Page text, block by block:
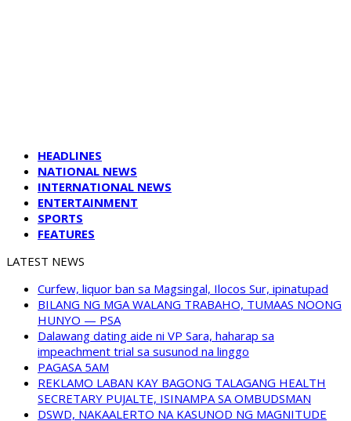
HEADLINES
NATIONAL NEWS
INTERNATIONAL NEWS
ENTERTAINMENT
SPORTS
FEATURES
LATEST NEWS
Curfew, liquor ban sa Magsingal, Ilocos Sur, ipinatupad
BILANG NG MGA WALANG TRABAHO, TUMAAS NOONG
HUNYO — PSA
Dalawang dating aide ni VP Sara, haharap sa
impeachment trial sa susunod na linggo
PAGASA 5AM
REKLAMO LABAN KAY BAGONG TALAGANG HEALTH
SECRETARY PUJALTE, ISINAMPA SA OMBUDSMAN
DSWD, NAKAALERTO NA KASUNOD NG MAGNITUDE